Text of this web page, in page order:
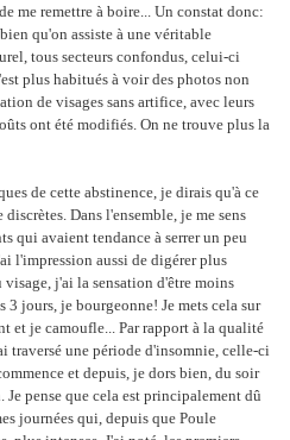
me remettre à boire... Un constat donc:
qu'on assiste à une véritable
tous secteurs confondus, celui-ci
plus habitués à voir des photos non
de visages sans artifice, avec leurs
ont été modifiés. On ne trouve plus la
de cette abstinence, je dirais qu'à ce
Dans l'ensemble, je me sens
qui avaient tendance à serrer un peu
l'impression aussi de digérer plus
j'ai la sensation d'être moins
jours, je bourgeonne! Je mets cela sur
et je camoufle... Par rapport à la qualité
traversé une période d'insomnie, celle-ci
et depuis, je dors bien, du soir
pense que cela est principalement dû
journées qui, depuis que Poule